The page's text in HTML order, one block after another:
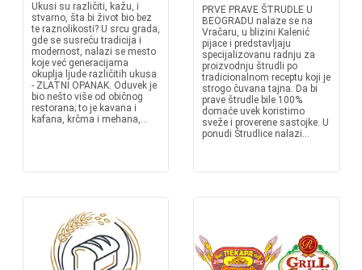
Ukusi su različiti, kažu, i
stvarno, šta bi život bio bez
te raznolikosti? U srcu grada,
gde se susreću tradicija i
modernost, nalazi se mesto
koje već generacijama
okuplja ljude različitih ukusa
- ZLATNI OPANAK. Oduvek je
bio nešto više od običnog
restorana; to je kavana i
kafana, krčma i mehana,...
PRVE PRAVE ŠTRUDLE U
BEOGRADU nalaze se na
Vračaru, u blizini Kalenić
pijace i predstavljaju
specijalizovanu radnju za
proizvodnju štrudli po
tradicionalnom receptu koji je
strogo čuvana tajna. Da bi
prave štrudle bile 100%
domaće uvek koristimo
sveže i proverene sastojke. U
ponudi Štrudlice nalazi...